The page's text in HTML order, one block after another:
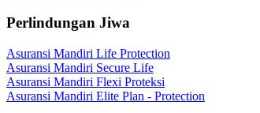
Perlindungan Jiwa
Asuransi Mandiri Life Protection
Asuransi Mandiri Secure Life
Asuransi Mandiri Flexi Proteksi
Asuransi Mandiri Elite Plan - Protection